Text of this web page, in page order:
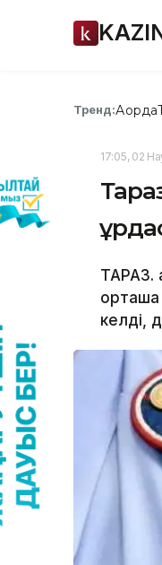
Тренд:Ақорда
17:05, 02
ТАРАЗ.
орташа
келді,